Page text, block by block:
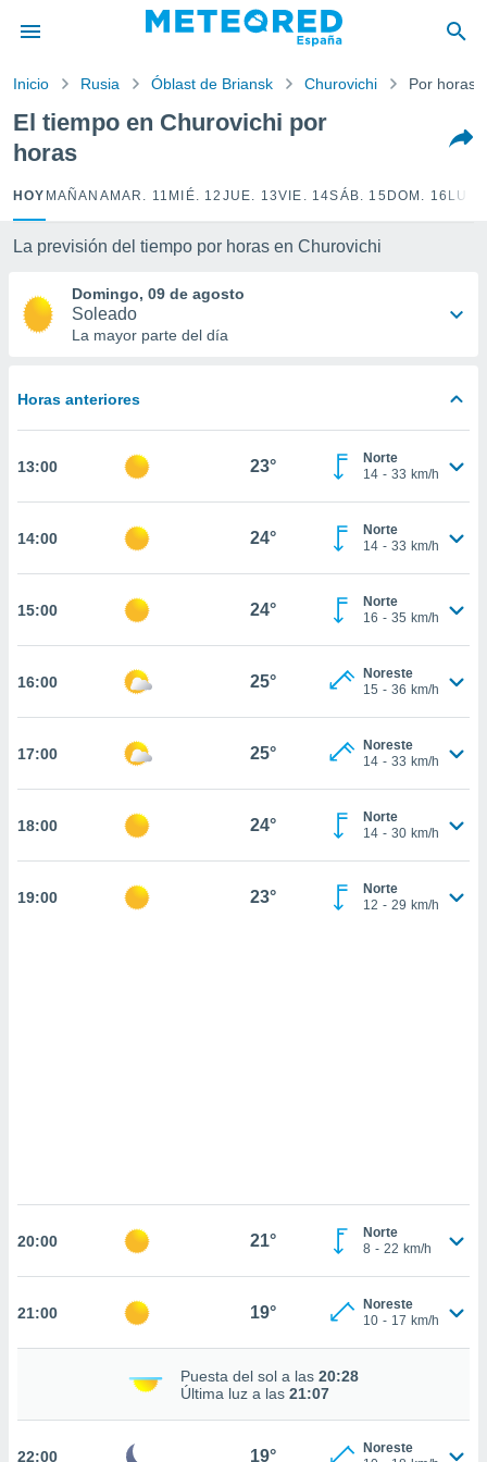
por
para
la
calidad.
a este
las
y
forma
basada
permite
coste.
botón
a la
todas
ya sean
nos
en
perfil
y
En
CONTINUAR
Inicio Rusia Óblast de Briansk Churovichi Por horas
El tiempo en Churovichi por
horas
HOY MAÑANA MAR. 11 MIÉ. 12 JUE. 13VIE. 14SÁB. 15 DOM. 16
La previsión del tiempo por horas en Churovichi
Domingo, 09 de agosto
Soleado
La mayor parte del día
Horas anteriores
13:00 23°
Norte
14 - 33 km/h
14:00 24°
Norte
14 - 33 km/h
15:00 24°
Norte
16 - 35 km/h
16:00 25°
Noreste
15 - 36 km/h
17:00 25°
Noreste
14 - 33 km/h
18:00 24°
Norte
14 - 30 km/h
19:00 23°
Norte
12 - 29 km/h
20:00 21°
Norte
8 - 22 km/h
21:00 19°
Noreste
10 - 17 km/h
Puesta del sol a las 20:28
Última luz a las 21:07
22:00 19°
Noreste